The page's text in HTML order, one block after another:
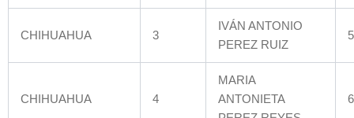
CHIHUAHUA 3
IVÁN ANTONIO
PEREZ RUIZ
CHIHUAHUA 4
MARIA
ANTONIETA